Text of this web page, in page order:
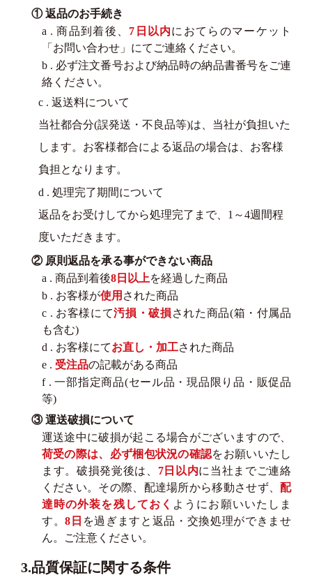
① 返品のお手続き
a . 商品到着後、 7日以内におてらのマーケット
「お問い合わせ」にてご連絡ください。
b . 必ず注文番号および納品時の納品書番号をご連
絡ください。
c . 返送料について
当社都合分(誤発送・不良品等)は、当社が負担いた
します。お客様都合による返品の場合は、お客様
負担となります。
d . 処理完了期間について
返品をお受けしてから処理完了まで、1～4週間程
度いただきます。
② 原則返品を承る事ができない商品
a . 商品到着後8日以上を経過した商品
b . お客様が使用 された商品
c . お客様にて汚損・破損 された商品(箱・付属品
も含む)
d . お客様にてお直し・加工された商品
e . 受注品の記載がある商品
f . 一部指定商品(セール品・現品限り品・販促品
等)
③ 運送破損について
運送途中に破損が起こる場合がございますので、
荷受の際は、必ず梱包状況の確認をお願いいたし
ます。破損発覚後は、 7日以内に当社までご連絡
ください。その際、配達場所から移動させず、配
達時の外装を残しておく ようにお願いいたしま
す。8日 を過ぎますと返品・交換処理ができませ
ん。ご注意ください。
3.品質保証に関する条件